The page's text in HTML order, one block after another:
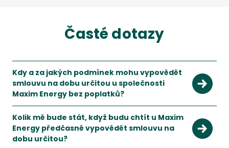
Časté dotazy
Kdy a za jakých podmínek mohu vypovědět
smlouvu na dobu určitou u společnosti
Maxim Energy bez poplatků?
S novelou energetického zákona k 1.1.2022 jsou
Kolik mě bude stát, když budu chtít u Maxim
Energy předčasně vypovědět smlouvu na
dobu určitou?